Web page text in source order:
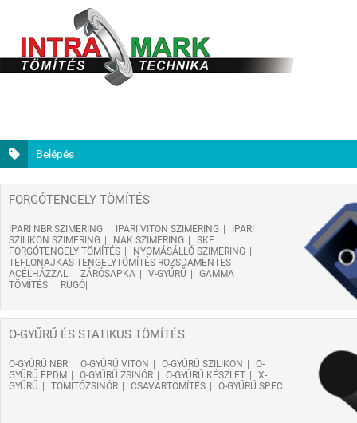
Belépés
FORGÓTENGELY TÖMÍTÉS
IPARI NBR SZIMERING IPARI VITON SZIMERING
IPARI
SZILIKON SZIMERING
NAK SZIMERING
SKF
FORGÓTENGELY TÖMÍTÉS
NYOMÁSÁLLÓ SZIMERING
TEFLONAJKAS TENGELYTÖMÍTÉS ROZSDAMENTES
ACÉLHÁZZAL
ZÁRÓSAPKA V-GYŰRŰ
GAMMA
TÖMÍTÉS
RUGÓ
O-GYŰRŰ ÉS STATIKUS TÖMÍTÉS
O-GYŰRŰ NBR O-GYŰRŰ VITON O-GYŰRŰ SZILIKON
O-
GYŰRŰ EPDM
O-GYŰRŰ ZSINÓR O-GYŰRŰ KÉSZLET
X-
GYŰRŰ
TÖMÍTŐZSINÓR CSAVARTÖMÍTÉS O-GYŰRŰ SPEC